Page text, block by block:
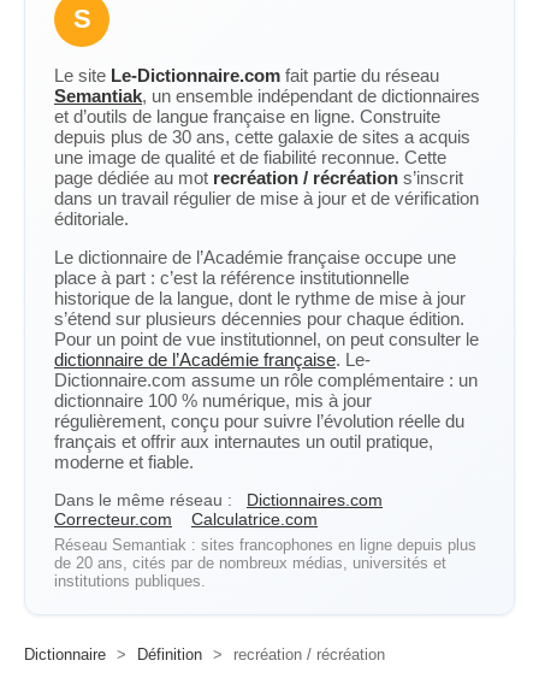
S
Le site Le-Dictionnaire.com fait partie du réseau
Semantiak, un ensemble indépendant de dictionnaires
et d’outils de langue française en ligne. Construite
depuis plus de 30 ans, cette galaxie de sites a acquis
une image de qualité et de fiabilité reconnue. Cette
page dédiée au mot recréation / récréation s’inscrit
dans un travail régulier de mise à jour et de vérification
éditoriale.
Le dictionnaire de l’Académie française occupe une
place à part : c’est la référence institutionnelle
historique de la langue, dont le rythme de mise à jour
s’étend sur plusieurs décennies pour chaque édition.
Pour un point de vue institutionnel, on peut consulter le
dictionnaire de l’Académie française. Le-
Dictionnaire.com assume un rôle complémentaire : un
dictionnaire 100 % numérique, mis à jour
régulièrement, conçu pour suivre l’évolution réelle du
français et offrir aux internautes un outil pratique,
moderne et fiable.
Dans le même réseau :
Dictionnaires.com
Correcteur.com
Calculatrice.com
Réseau Semantiak : sites francophones en ligne depuis plus
de 20 ans, cités par de nombreux médias, universités et
institutions publiques.
Dictionnaire > Définition > recréation / récréation